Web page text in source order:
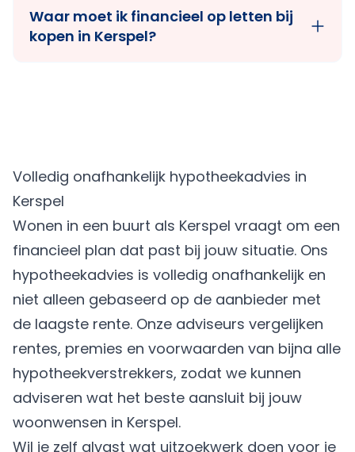
Waar moet ik financieel op letten bij
kopen in Kerspel?
Volledig onafhankelijk hypotheekadvies in
Kerspel
Wonen in een buurt als Kerspel vraagt om een
financieel plan dat past bij jouw situatie. Ons
hypotheekadvies is volledig onafhankelijk en
niet alleen gebaseerd op de aanbieder met
de laagste rente. Onze adviseurs vergelijken
rentes, premies en voorwaarden van bijna alle
hypotheekverstrekkers, zodat we kunnen
adviseren wat het beste aansluit bij jouw
woonwensen in Kerspel.
Wil je zelf alvast wat uitzoekwerk doen voor je